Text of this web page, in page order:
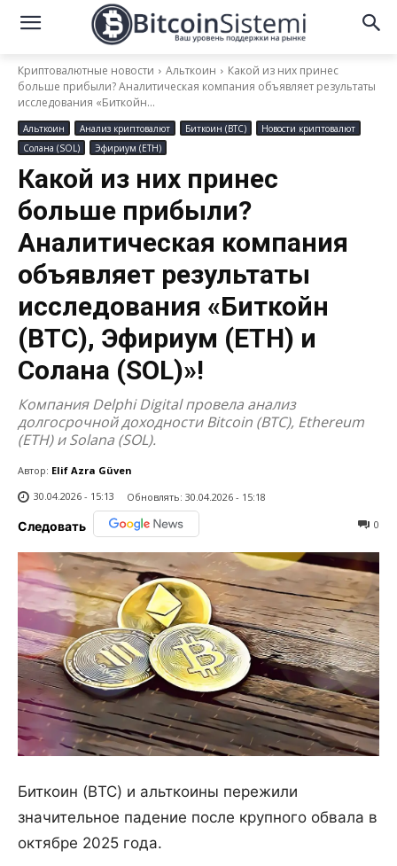
Криптовалютные новости Альткоин
Какой из них принес
больше прибыли? Аналитическая компания объявляет результаты
исследования «Биткойн...
Альткоин Анализ криптовалют Биткоин (BTC)
Новости криптовалют
Солана (SOL)
Эфириум (ETH)
Какой из них принес
больше прибыли?
Аналитическая компания
объявляет результаты
исследования «Биткойн
(BTC), Эфириум (ETH) и
Солана (SOL)»!
Компания Delphi Digital провела анализ
долгосрочной доходности Bitcoin (BTC), Ethereum
(ETH) и Solana (SOL).
Автор: Elif Azra Güven
30.04.2026 - 15:13
Обновлять: 30.04.2026 - 15:18
Следовать 0
Биткоин (BTC) и альткоины пережили
значительное падение после крупного обвала в
октябре 2025 года.